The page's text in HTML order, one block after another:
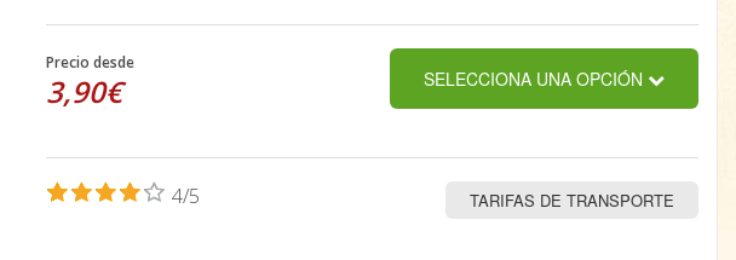
Precio desde
3,90€ SELECCIONA UNA OPCIÓN
4/5 TARIFAS DE TRANSPORTE